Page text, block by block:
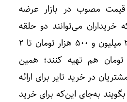
قیمت مصوب در بازار عرضه
خریداران می‌توانند دو حلقه
تایر پراید را در بازار ۲ میلیون و ۵۰۰ هزار تومان تا ۲
و ۴۰۰ هزار تومان هم تهیه کنند؛ همین
در خرید تایر برای ارائه
به‌جای این‌که برای خرید